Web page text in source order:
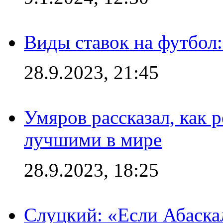
Виды ставок на
28.9.2023, 21:45
Умяров рассказал, как
лучшими в мире
28.9.2023, 18:25
Слуцкий: «Если